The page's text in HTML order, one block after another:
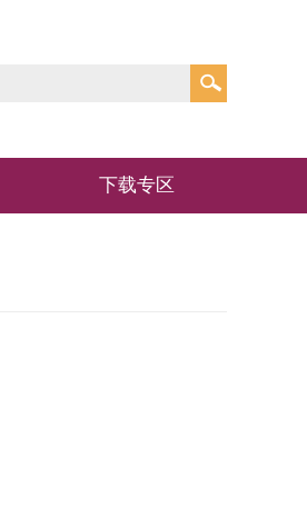
下载专区